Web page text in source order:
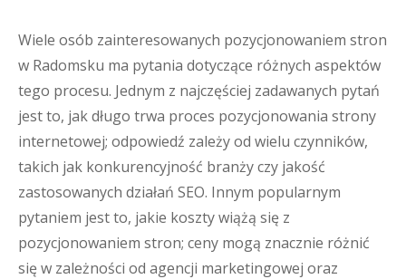
Wiele osób zainteresowanych pozycjonowaniem stron
w Radomsku ma pytania dotyczące różnych aspektów
tego procesu. Jednym z najczęściej zadawanych pytań
jest to, jak długo trwa proces pozycjonowania strony
internetowej; odpowiedź zależy od wielu czynników,
takich jak konkurencyjność branży czy jakość
zastosowanych działań SEO. Innym popularnym
pytaniem jest to, jakie koszty wiążą się z
pozycjonowaniem stron; ceny mogą znacznie różnić
się w zależności od agencji marketingowej oraz